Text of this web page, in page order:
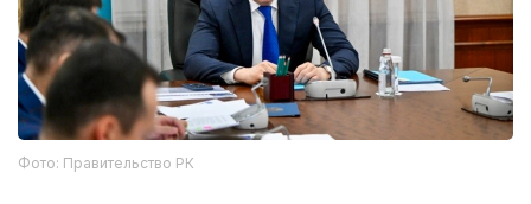
Фото: Правительство РК